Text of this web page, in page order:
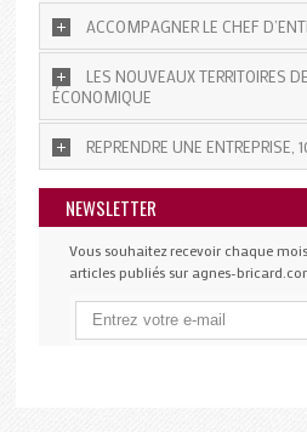
ACCOMPAGNER LE CHEF
LES NOUVEAUX TERRITOIRES
ÉCONOMIQUE
REPRENDRE UNE ENTREPRISE,
NEWSLETTER
Vous souhaitez recevoir chaque
articles publiés sur agnes-